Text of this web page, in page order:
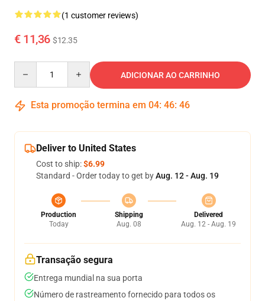
(1 customer reviews)
€ 11,36 $12.35
ADICIONAR AO CARRINHO
Esta promoção termina em 04: 46: 46
Deliver to United States
Cost to ship:$6.99
Standard - Order today to get byAug. 12 - Aug. 19
Production
Today
Shipping
Aug. 08
Delivered
Aug. 12 - Aug. 19
Transação segura
Entrega mundial na sua porta
Número de rastreamento fornecido para todos os